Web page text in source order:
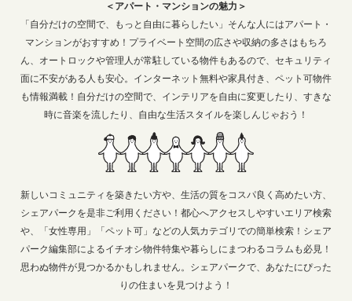
＜アパート・マンションの魅力＞
「自分だけの空間で、もっと自由に暮らしたい」そんな人にはアパート・
マンションがおすすめ！プライベート空間の広さや収納の多さはもちろ
ん、オートロックや管理人が常駐している物件もあるので、セキュリティ
面に不安がある人も安心。インターネット無料や家具付き、ペット可物件
も情報満載！自分だけの空間で、インテリアを自由に変更したり、すきな
時に音楽を流したり、自由な生活スタイルを楽しんじゃおう！
新しいコミュニティを築きたい方や、生活の質をコスパ良く高めたい方、
シェアパークを是非ご利用ください！都心へアクセスしやすいエリア検索
や、「女性専用」「ペット可」などの人気カテゴリでの簡単検索！シェア
パーク編集部によるイチオシ物件特集や暮らしにまつわるコラムも必見！
思わぬ物件が見つかるかもしれません。シェアパークで、あなたにぴった
りの住まいを見つけよう！